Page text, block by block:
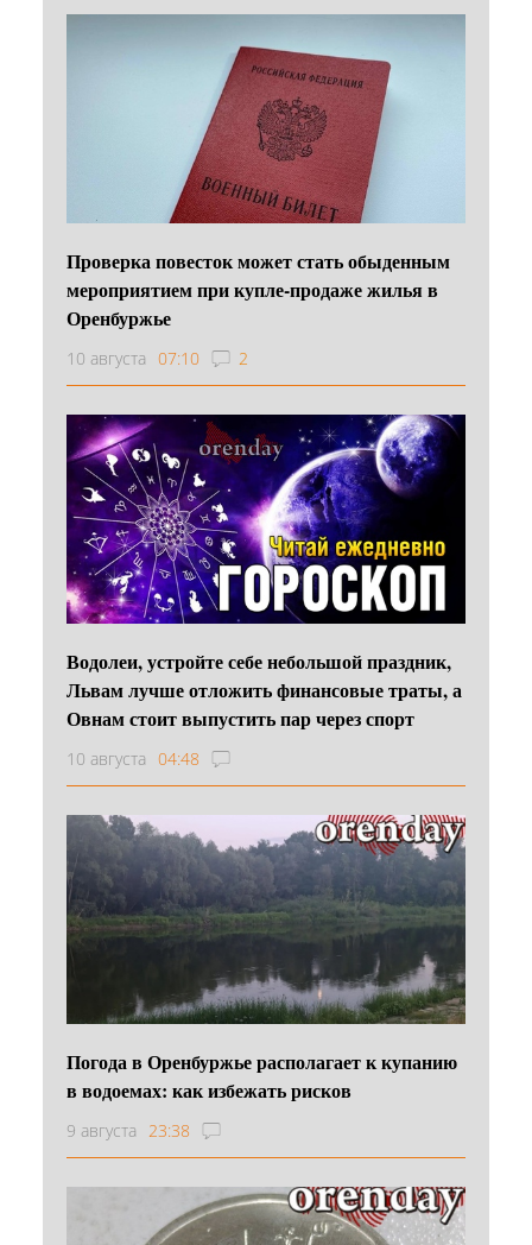
Проверка повесток может стать обыденным
мероприятием при купле-продаже жилья в
Оренбуржье
10 августа 07:10 2
Водолеи, устройте себе небольшой праздник,
Львам лучше отложить финансовые траты, а
Овнам стоит выпустить пар через спорт
10 августа 04:48
Погода в Оренбуржье располагает к купанию
в водоемах: как избежать рисков
9 августа 23:38